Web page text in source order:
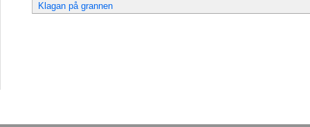
Klagan på grannen